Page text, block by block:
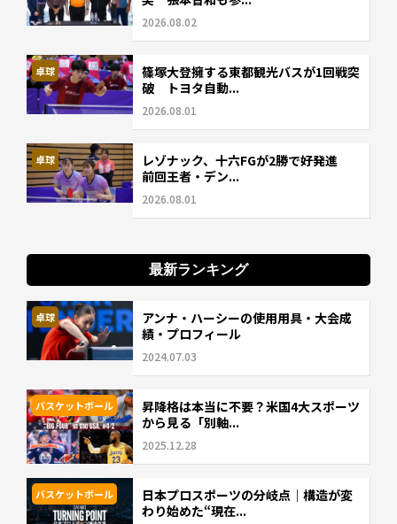
2026.08.02
卓球
篠塚大登擁する東都観光バスが1回戦突
破 トヨタ自動...
2026.08.01
卓球
レゾナック、十六FGが2勝で好発進
前回王者・デン...
2026.08.01
最新ランキング
卓球
アンナ・ハーシーの使用用具・大会成
績・プロフィール
2024.07.03
バスケットボール
昇降格は本当に不要？米国4大スポーツ
から見る「別軸...
2025.12.28
バスケットボール
日本プロスポーツの分岐点｜構造が変
わり始めた“現在...